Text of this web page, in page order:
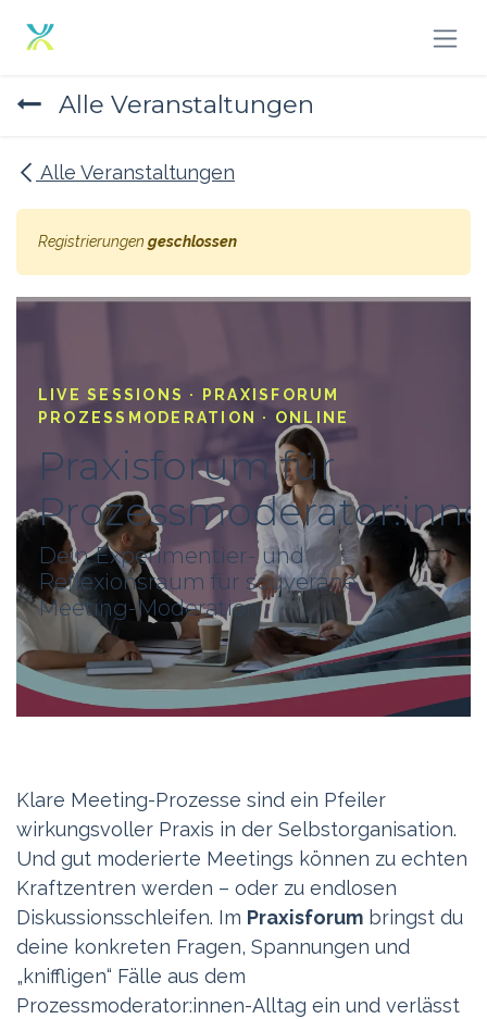
Alle Veranstaltungen
Alle Veranstaltungen
Registrierungen geschlossen
LIVE SESSIONS · PRAXISFORUM
PROZESSMODERATION · ONLINE
Praxisforum für
Dein Experimentier- und
Reflexionsraum für souveräne
Meeting-Moderation
Klare Meeting-Prozesse sind ein Pfeiler
wirkungsvoller Praxis in der Selbstorganisation.
Und gut moderierte Meetings können zu echten
Kraftzentren werden – oder zu endlosen
Diskussionsschleifen. Im Praxisforum bringst du
deine konkreten Fragen, Spannungen und
„kniffligen“ Fälle aus dem
Prozessmoderator:innen-Alltag ein und verlässt